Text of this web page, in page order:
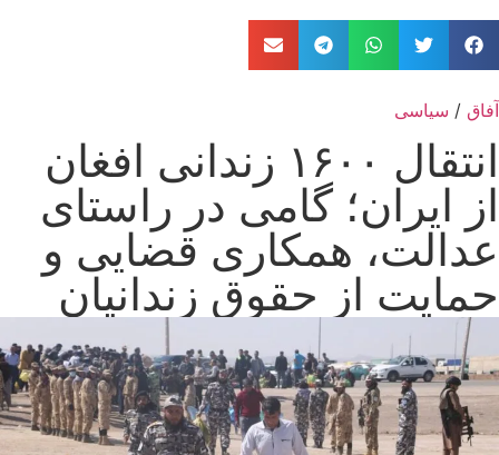
آفاق / سیاسی
انتقال ۱۶۰۰ زندانی افغان
از ایران؛ گامی در راستای
عدالت، همکاری قضایی و
حمایت از حقوق زندانیان